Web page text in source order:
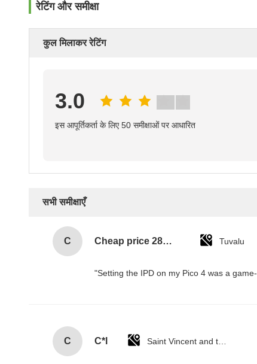
रेटिंग और समीक्षा
कुल मिलाकर रेटिंग
3.0
इस आपूर्तिकर्ता के लिए 50 समीक्षाओं पर आधारित
सभी समीक्षाएँ
C Cheap price 28mm Aluminium Curtain Rod 1.2mm thickness with plastic final Tuvalu
"Setting the IPD on my Pico 4 was a
C C*l Saint Vincent and the Grenadines